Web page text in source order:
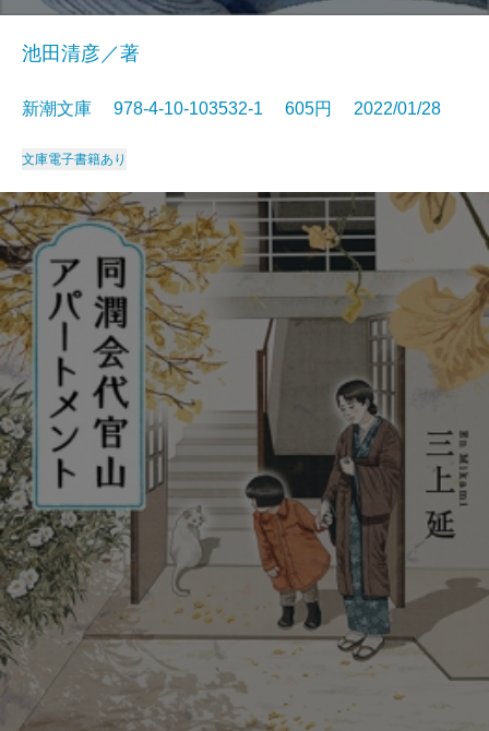
池田清彦／著
新潮文庫 978-4-10-103532-1 605円 2022/01/28
文庫電子書籍あり